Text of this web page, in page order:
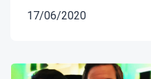
17/06/2020